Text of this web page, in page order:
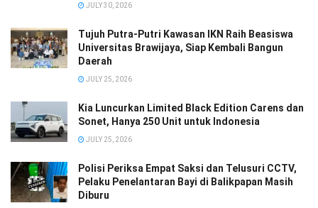
JULY 30, 2026
Tujuh Putra-Putri Kawasan IKN Raih Beasiswa
Universitas Brawijaya, Siap Kembali Bangun
Daerah
JULY 25, 2026
Kia Luncurkan Limited Black Edition Carens dan
Sonet, Hanya 250 Unit untuk Indonesia
JULY 25, 2026
Polisi Periksa Empat Saksi dan Telusuri CCTV,
Pelaku Penelantaran Bayi di Balikpapan Masih
Diburu